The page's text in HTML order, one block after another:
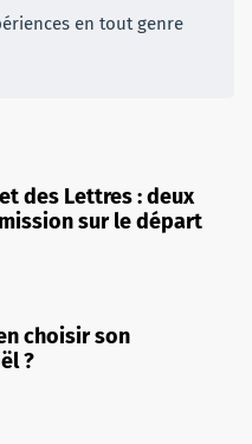
en tout genre
des Lettres : deux
sur le départ
choisir son
?